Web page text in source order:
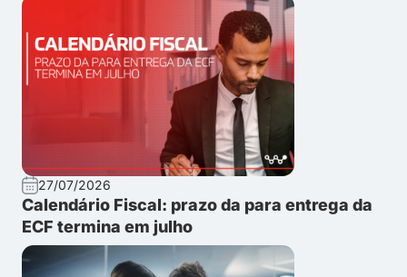
27/07/2026
Calendário Fiscal: prazo da para entrega da
ECF termina em julho